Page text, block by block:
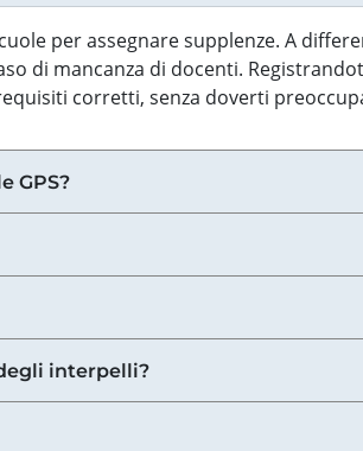
per assegnare supplenze. A
di mancanza di docenti.
corretti, senza doverti
GPS?
interpelli?